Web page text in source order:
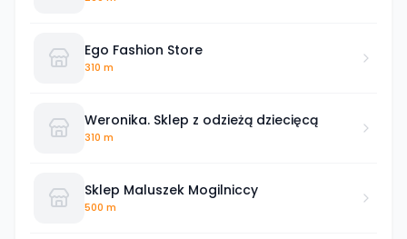
Ego Fashion Store
310 m
Weronika. Sklep z odzieżą dziecięcą
310 m
Sklep Maluszek Mogilniccy
500 m